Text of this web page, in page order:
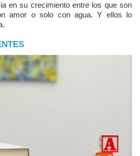
en su crecimiento entre los que son
amor o solo con agua. Y ellos lo